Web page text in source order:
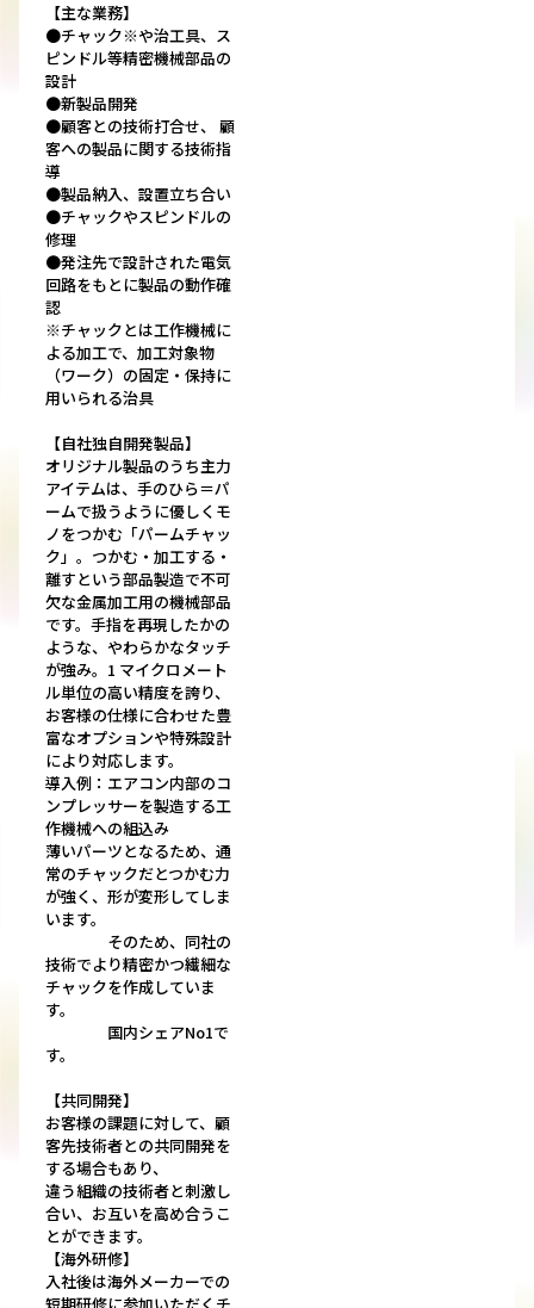
【主な業務】
●チャック※や治工具、ス
ピンドル等精密機械部品の
設計
●新製品開発
●顧客との技術打合せ、 顧
客への製品に関する技術指
導
●製品納入、設置立ち合い
●チャックやスピンドルの
修理
●発注先で設計された電気
回路をもとに製品の動作確
認
※チャックとは工作機械に
よる加工で、加工対象物
（ワーク）の固定・保持に
用いられる治具
【自社独自開発製品】
オリジナル製品のうち主力
アイテムは、手のひら＝パ
ームで扱うように優しくモ
ノをつかむ「パームチャッ
ク」。つかむ・加工する・
離すという部品製造で不可
欠な金属加工用の機械部品
です。手指を再現したかの
ような、やわらかなタッチ
が強み。1 マイクロメート
ル単位の高い精度を誇り、
お客様の仕様に合わせた豊
富なオプションや特殊設計
により対応します。
導入例：エアコン内部のコ
ンプレッサーを製造する工
作機械への組込み
薄いパーツとなるため、通
常のチャックだとつかむ力
が強く、形が変形してしま
います。
そのため、同社の
技術でより精密かつ繊細な
チャックを作成していま
す。
国内シェアNo1で
す。
【共同開発】
お客様の課題に対して、顧
客先技術者との共同開発を
する場合もあり、
違う組織の技術者と刺激し
合い、お互いを高め合うこ
とができます。
【海外研修】
入社後は海外メーカーでの